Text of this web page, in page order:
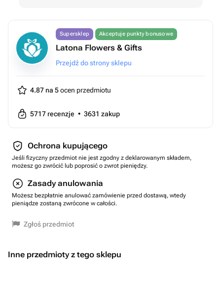
Supersklep Akceptuje punkty bonusowe
Latona Flowers & Gifts
Przejdź do strony sklepu
4.87 na 5ocen przedmiotu
5717 recenzje • 3631 zakup
Ochrona kupującego
Jeśli fizyczny przedmiot nie jest zgodny z deklarowanym składem,
możesz go zwrócić lub poprosić o zwrot pieniędzy.
Zasady anulowania
Możesz bezpłatnie anulować zamówienie przed dostawą, wtedy
pieniądze zostaną zwrócone w całości.
Zgłoś przedmiot
Inne przedmioty z tego sklepu